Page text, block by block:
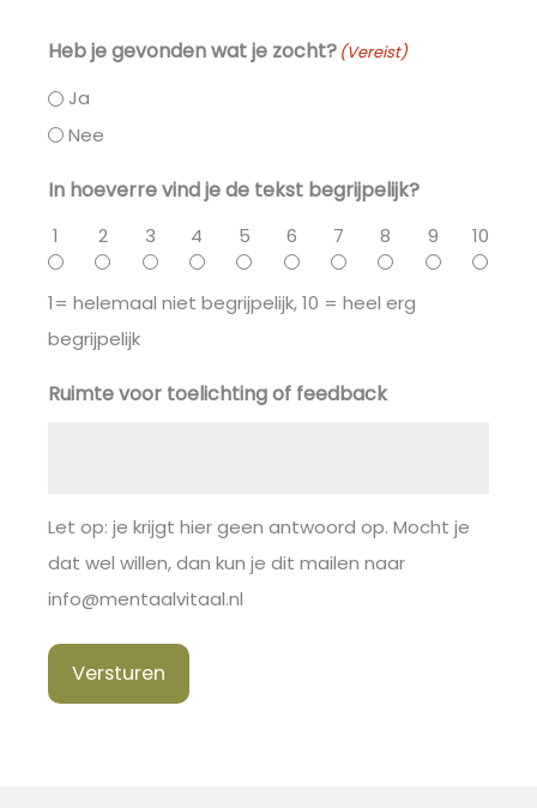
Heb je gevonden wat je zocht? (Vereist)
Ja
Nee
In hoeverre vind je de tekst begrijpelijk?
1 2 3 4 5 6 7 8 9 10
1= helemaal niet begrijpelijk, 10 = heel erg
begrijpelijk
Ruimte voor toelichting of feedback
Let op: je krijgt hier geen antwoord op. Mocht je
dat wel willen, dan kun je dit mailen naar
info@mentaalvitaal.nl
Versturen